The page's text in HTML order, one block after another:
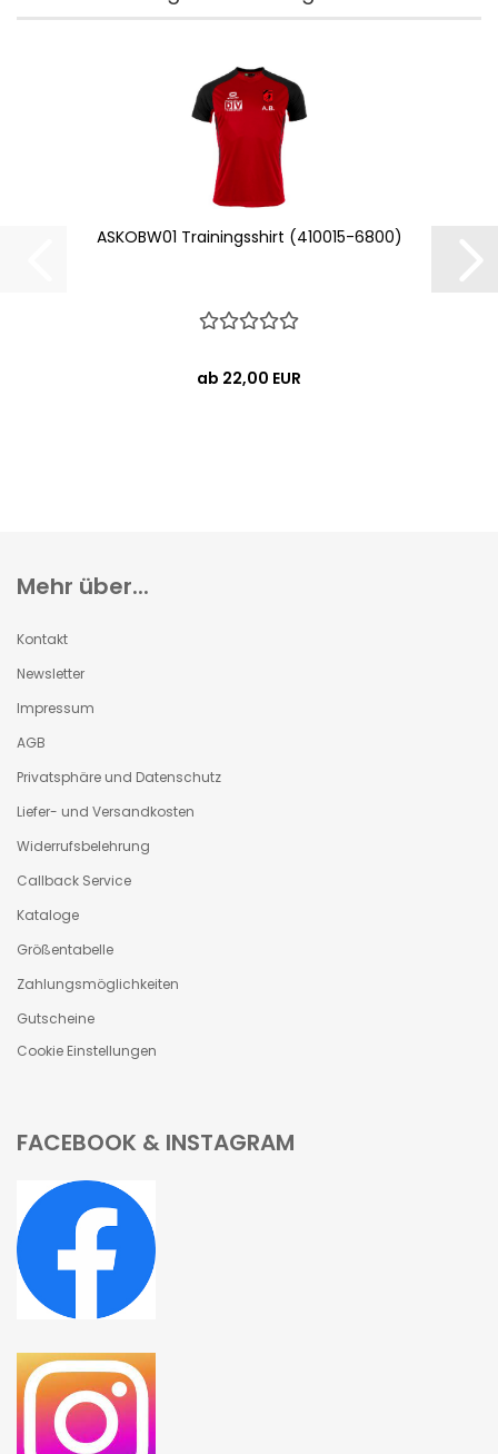
ASKOBW01 Trainingsshirt (410015-6800)
ab 22,00 EUR
Mehr über...
Kontakt
Newsletter
Impressum
AGB
Privatsphäre und Datenschutz
Liefer- und Versandkosten
Widerrufsbelehrung
Callback Service
Kataloge
Größentabelle
Zahlungsmöglichkeiten
Gutscheine
Cookie Einstellungen
FACEBOOK & INSTAGRAM